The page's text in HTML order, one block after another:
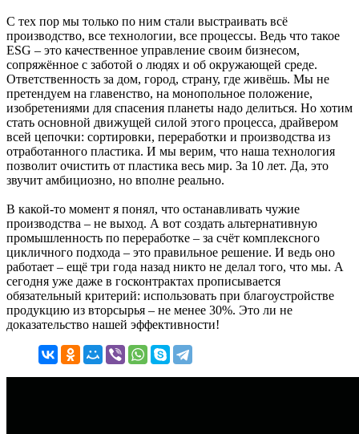
С тех пор мы только по ним стали выстраивать всё
производство, все технологии, все процессы. Ведь что такое
ESG – это качественное управление своим бизнесом,
сопряжённое с заботой о людях и об окружающей среде.
Ответственность за дом, город, страну, где живёшь. Мы не
претендуем на главенство, на монопольное положение,
изобретениями для спасения планеты надо делиться. Но хотим
стать основной движущей силой этого процесса, драйвером
всей цепочки: сортировки, переработки и производства из
отработанного пластика. И мы верим, что наша технология
позволит очистить от пластика весь мир. За 10 лет. Да, это
звучит амбициозно, но вполне реально.
В какой-то момент я понял, что останавливать чужие
производства – не выход. А вот создать альтернативную
промышленность по переработке – за счёт комплексного
цикличного подхода – это правильное решение. И ведь оно
работает – ещё три года назад никто не делал того, что мы. А
сегодня уже даже в госконтрактах прописывается
обязательный критерий: использовать при благоустройстве
продукцию из вторсырья – не менее 30%. Это ли не
доказательство нашей эффективности!